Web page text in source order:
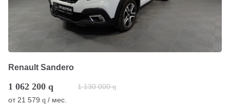
Renault Sandero
1 062 200 q 1 130 000 q
от 21 579 q / мес.